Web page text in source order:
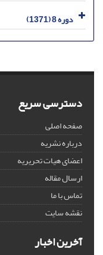
دوره 8 (1371)
دسترسی سریع
صفحه اصلی
درباره نشریه
اعضای هیات تحریریه
ارسال مقاله
تماس با ما
نقشه سایت
آخرین اخبار